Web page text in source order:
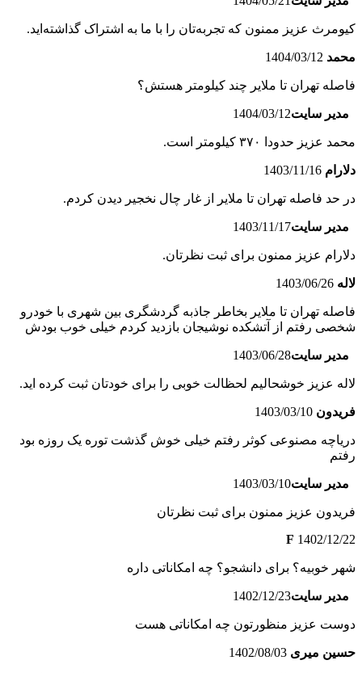
کیومرث عزیز ممنون که تجربه‌تان را با ما به اشتراک گذاشته‌اید.
محمد 1404/03/12
فاصله تهران تا ملایر چند کیلومتر هستش؟
مدیر سایت1404/03/12
محمد عزیز حدودا ۳۷۰ کیلو‌متر است.
دلارام 1403/11/16
در حد فاصله تهران تا ملایر از غار چال نخجیر دیدن کردم.
مدیر سایت1403/11/17
دلارام عزیز ممنون برای ثبت نظرتان.
لاله 1403/06/26
فاصله تهران تا ملایر بخاطر جاذبه گردشگری بین شهری با خودرو
شخصی رفتم از آتشکده نوشیجان بازدید کردم خیلی خوب بودش
مدیر سایت1403/06/28
لاله عزیز خوشحالیم لحظالت خوبی را برای خودتان ثبت کرده اید.
فریدون 1403/03/10
دریاچه مصنوعی کوثر رفتم خیلی خوش گذشت توره یک روزه بود
رفتم
مدیر سایت1403/03/10
فریدون عزیز ممنون برای ثبت نظرتان
F 1402/12/22
شهر خوبیه؟ برای دانشجو؟ چه امکاناتی داره
مدیر سایت1402/12/23
دوست عزیز منظورتون چه امکاناتی هست
حسین میری 1402/08/03